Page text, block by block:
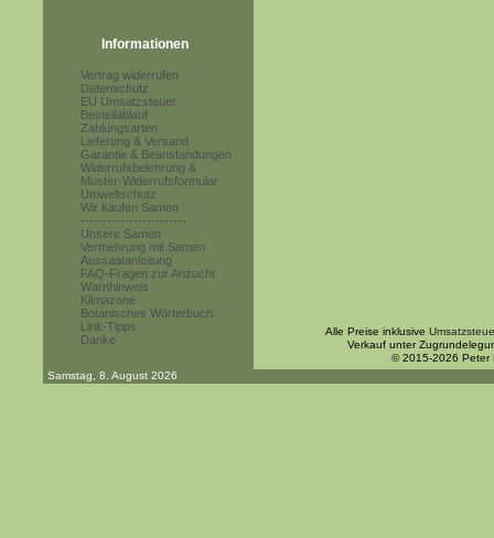
Informationen
Vertrag widerrufen
Datenschutz
EU Umsatzsteuer
Bestellablauf
Zahlungsarten
Lieferung & Versand
Garantie & Beanstandungen
Widerrufsbelehrung &
Muster-Widerrufsformular
Umweltschutz
Wir kaufen Samen
------------------------
Unsere Samen
Vermehrung mit Samen
Aussaatanleitung
FAQ-Fragen zur Anzucht
Warnhinweis
Klimazone
Botanisches Wörterbuch
Link-Tipps
Danke
Alle Preise inklusive
Verkauf unter
© 2015-2026 Peter
Samstag, 8. August 2026